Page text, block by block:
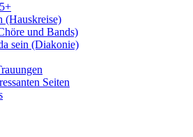
(Hauskreise)
und Bands)
sein (Diakonie)
Seiten